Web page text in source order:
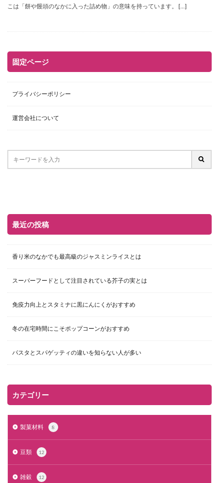
こは「餅や饅頭のなかに入った詰め物」の意味を持っています。 […]
固定ページ
プライバシーポリシー
運営会社について
最近の投稿
香り米のなかでも最高級のジャスミンライスとは
スーパーフードとして注目されている芥子の実とは
免疫力向上とスタミナに黒にんにくがおすすめ
冬の在宅時間にこそポップコーンがおすすめ
パスタとスパゲッティの違いを知らない人が多い
カテゴリー
製菓材料 8
豆類 12
雑穀 12